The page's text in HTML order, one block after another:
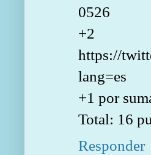
0526
+2
https://
lang=es
+1 por
Total: 16
Responder